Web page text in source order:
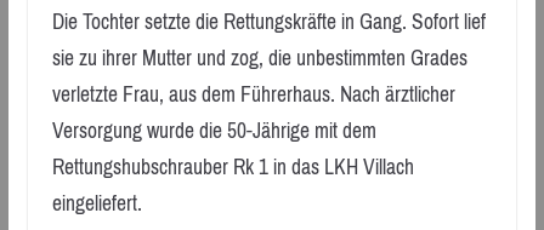
Die Tochter setzte die Rettungskräfte in Gang. Sofort lief
sie zu ihrer Mutter und zog, die unbestimmten Grades
verletzte Frau, aus dem Führerhaus. Nach ärztlicher
Versorgung wurde die 50-Jährige mit dem
Rettungshubschrauber Rk 1 in das LKH Villach
eingeliefert.